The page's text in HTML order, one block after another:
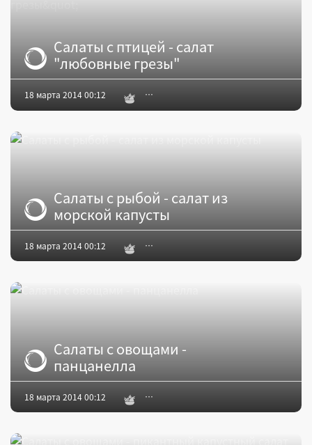
Салаты с птицей - салат
"любовные грезы"
18 марта 2014 00:12
Салаты с рыбой - салат из
морской капусты
18 марта 2014 00:12
Салаты с овощами -
панцанелла
18 марта 2014 00:12